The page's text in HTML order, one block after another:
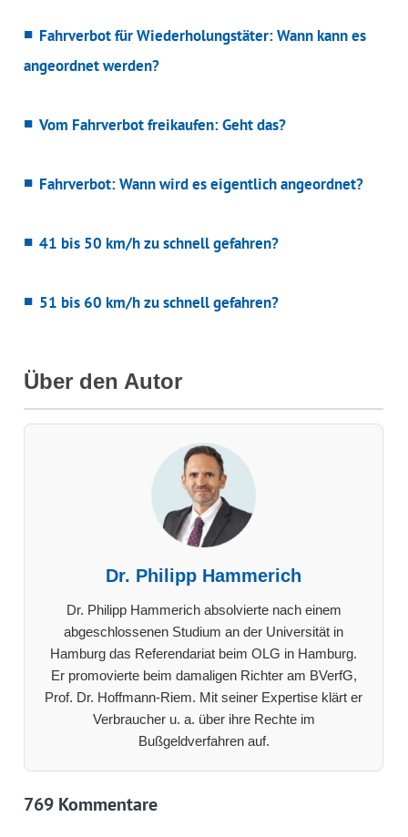
Fahrverbot für Wiederholungstäter: Wann kann es
angeordnet werden?
Vom Fahrverbot freikaufen: Geht das?
Fahrverbot: Wann wird es eigentlich angeordnet?
41 bis 50 km/h zu schnell gefahren?
51 bis 60 km/h zu schnell gefahren?
Über den Autor
Dr. Philipp Hammerich
Dr. Philipp Hammerich absolvierte nach einem
abgeschlossenen Studium an der Universität in
Hamburg das Referendariat beim OLG in Hamburg.
Er promovierte beim damaligen Richter am BVerfG,
Prof. Dr. Hoffmann-Riem. Mit seiner Expertise klärt er
Verbraucher u. a. über ihre Rechte im
Bußgeldverfahren auf.
769 Kommentare